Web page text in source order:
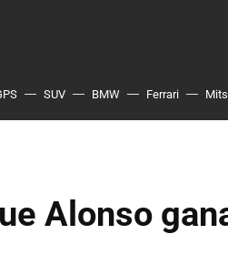
SUV BMW Ferrari
Alonso